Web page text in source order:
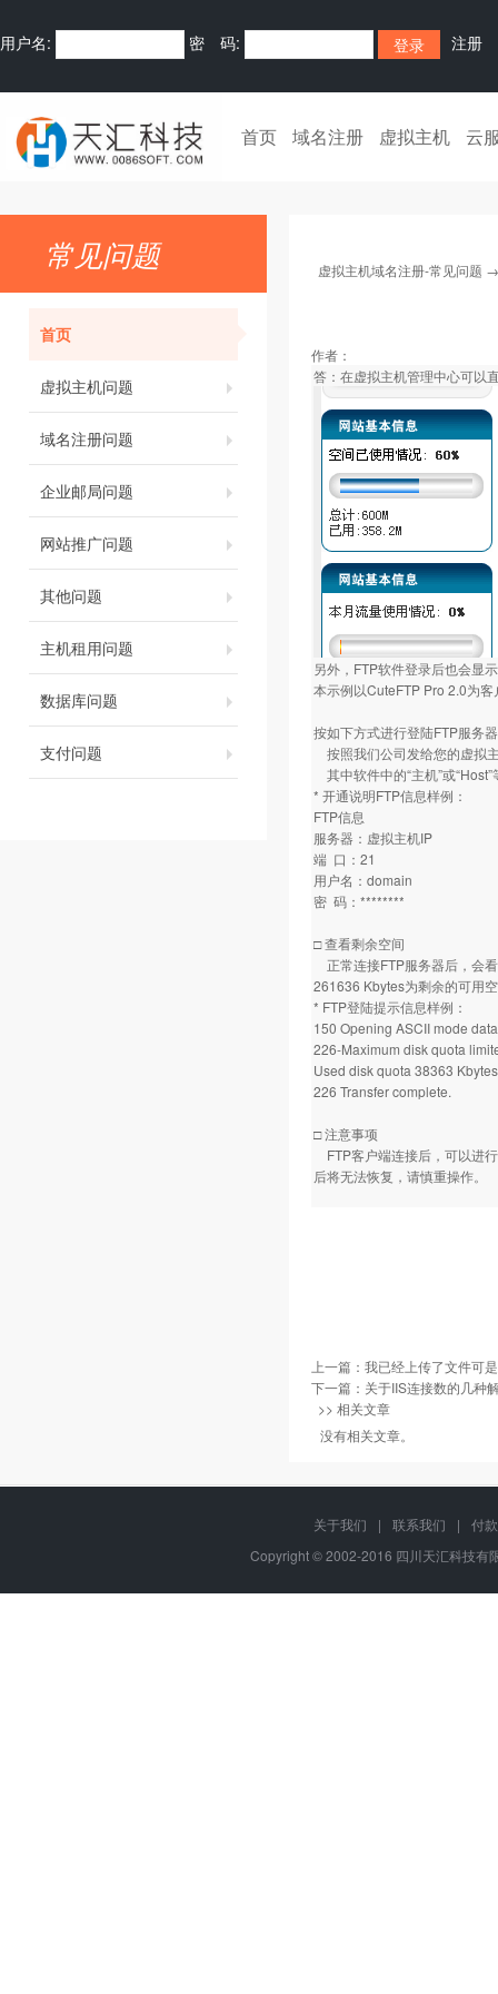
用户名: 密 码: 注册
首页 域名注册 虚拟主机 云
常见问题
首页
虚拟主机问题
域名注册问题
企业邮局问题
网站推广问题
其他问题
主机租用问题
数据库问题
支付问题
虚拟主机域名注册-常见问题
作者：
答：在虚拟主机管理中心可以
另外，FTP软件登录后也会显
本示例以CuteFTP Pro 2.0为
按如下方式进行登陆FTP服务
按照我们公司发给您的虚拟
其中软件中的“主机”或
* 开通说明FTP信息样例：
FTP信息
服务器：虚拟主机IP
端 口：21
用户名：domain
密 码：********
□ 查看剩余空间
正常连接FTP服务器后，会
261636 Kbytes为剩余的可用
* FTP登陆提示信息样例：
150 Opening ASCII mode
226-Maximum disk quota
Used disk quota 38363
226 Transfer complete.
□ 注意事项
FTP客户端连接后，可以进
后将无法恢复，请慎重操作。
上一篇： 我已经上传了文件可
下一篇： 关于IIS连接数的几种
>> 相关文章
没有相关文章。
关于我们 | 联系我们 |
付
Copyright © 2002-2016 四川天汇科技